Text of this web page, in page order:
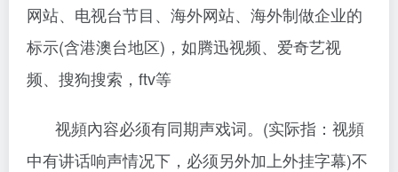
网站、电视台节目、海外网站、海外制做企业的
标示(含港澳台地区)，如腾迅视频、爱奇艺视
频、搜狗搜索，ftv等
视頻內容必须有同期声戏词。(实际指：视頻
中有讲话响声情况下，必须另外加上外挂字幕)不